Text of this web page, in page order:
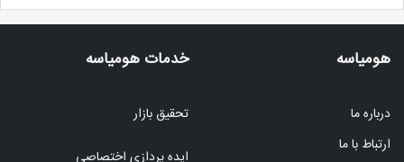
هومیاسه
درباره ما
ارتباط با ما
خدمات هومیاسه
تحقیق بازار
ایده پردازی اختصاصی